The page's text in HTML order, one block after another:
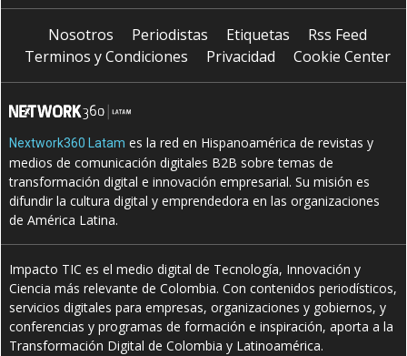
Nosotros Periodistas Etiquetas
Rss Feed
Terminos y Condiciones
Privacidad Cookie Center
Nextwork360 Latam es la red en Hispanoamérica de revistas y
medios de comunicación digitales B2B sobre temas de
transformación digital e innovación empresarial. Su misión es
difundir la cultura digital y emprendedora en las organizaciones
de América Latina.
Impacto TIC es el medio digital de Tecnología, Innovación y
Ciencia más relevante de Colombia. Con contenidos periodísticos,
servicios digitales para empresas, organizaciones y gobiernos, y
conferencias y programas de formación e inspiración, aporta a la
Transformación Digital de Colombia y Latinoamérica.